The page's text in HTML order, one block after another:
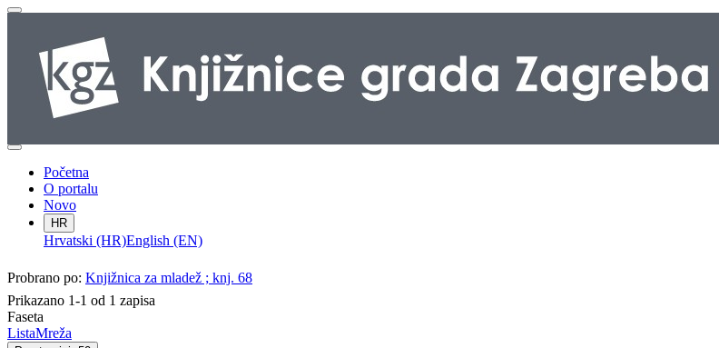
Početna
O portalu
Novo
HR
Hrvatski (HR)English (EN)
Probrano po: Knjižnica za mladež ; knj. 68
Prikazano 1-1 od 1 zapisa
Faseta
ListaMreža